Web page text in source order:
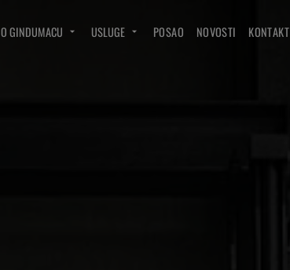
O GINDUMACU USLUGE POSAO NOVOSTI KONTAKT